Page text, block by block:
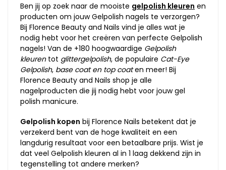
Ben jij op zoek naar de mooiste gelpolish kleuren en
producten om jouw Gelpolish nagels te verzorgen?
Bij Florence Beauty and Nails vind je alles wat je
nodig hebt voor het creëren van perfecte Gelpolish
nagels! Van de +180 hoogwaardige Gelpolish
kleurentot glittergelpolish, de populaire Cat-Eye
Gelpolish, base coat en top coaten meer! Bij
Florence Beauty and Nails shop je alle
nagelproducten die jij nodig hebt voor jouw gel
polish manicure.
Gelpolish kopen bij Florence Nails betekent dat je
verzekerd bent van de hoge kwaliteit en een
langdurig resultaat voor een betaalbare prijs. Wist je
dat veel Gelpolish kleuren al in 1 laag dekkend zijn in
tegenstelling tot andere merken?